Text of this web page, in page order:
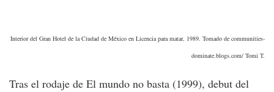
Interior del Gran Hotel de la Ciudad de México en Licencia para matar, 1989. Tomado de communities-
dominate.blogs.com/ Tomi T.
Tras el rodaje de El mundo no basta (1999), debut del